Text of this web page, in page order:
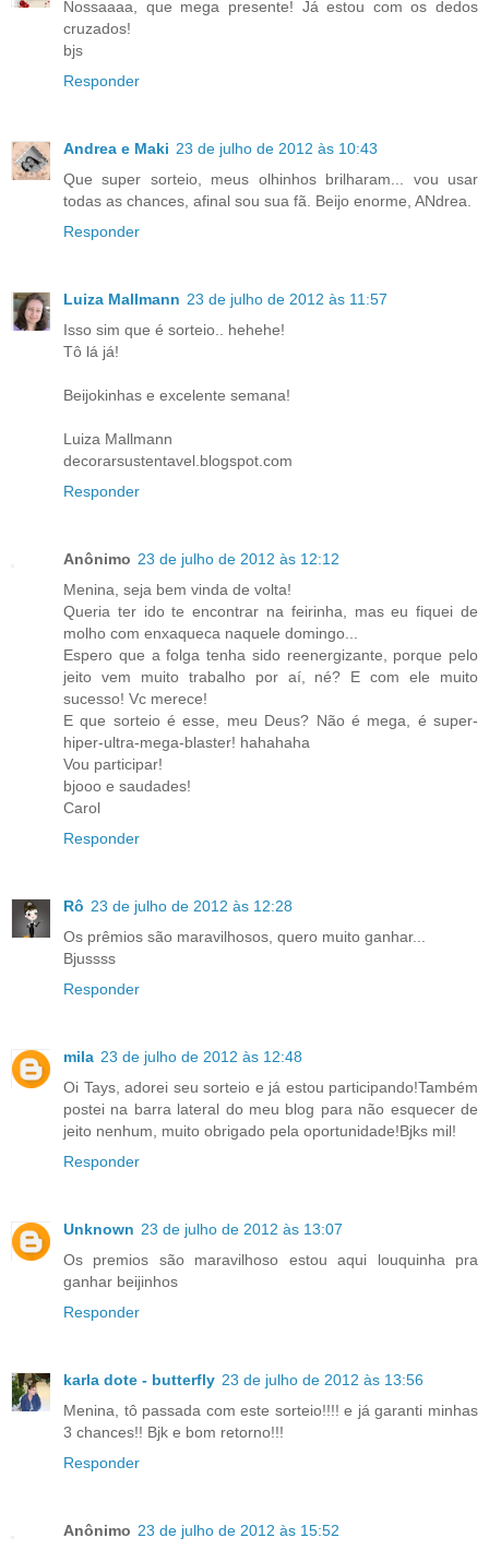
Nossaaaa, que mega presente! Já estou com os dedos
cruzados!
bjs
Responder
Andrea e Maki 23 de julho de 2012 às 10:43
Que super sorteio, meus olhinhos brilharam... vou usar
todas as chances, afinal sou sua fã. Beijo enorme, ANdrea.
Responder
Luiza Mallmann 23 de julho de 2012 às 11:57
Isso sim que é sorteio.. hehehe!
Tô lá já!
Beijokinhas e excelente semana!
Luiza Mallmann
decorarsustentavel.blogspot.com
Responder
Anônimo 23 de julho de 2012 às 12:12
Menina, seja bem vinda de volta!
Queria ter ido te encontrar na feirinha, mas eu fiquei de
molho com enxaqueca naquele domingo...
Espero que a folga tenha sido reenergizante, porque pelo
jeito vem muito trabalho por aí, né? E com ele muito
sucesso! Vc merece!
E que sorteio é esse, meu Deus? Não é mega, é super-
hiper-ultra-mega-blaster! hahahaha
Vou participar!
bjooo e saudades!
Carol
Responder
Rô 23 de julho de 2012 às 12:28
Os prêmios são maravilhosos, quero muito ganhar...
Bjussss
Responder
mila 23 de julho de 2012 às 12:48
Oi Tays, adorei seu sorteio e já estou participando!Também
postei na barra lateral do meu blog para não esquecer de
jeito nenhum, muito obrigado pela oportunidade!Bjks mil!
Responder
Unknown 23 de julho de 2012 às 13:07
Os premios são maravilhoso estou aqui louquinha pra
ganhar beijinhos
Responder
karla dote - butterfly 23 de julho de 2012 às 13:56
Menina, tô passada com este sorteio!!!! e já garanti minhas
3 chances!! Bjk e bom retorno!!!
Responder
Anônimo 23 de julho de 2012 às 15:52